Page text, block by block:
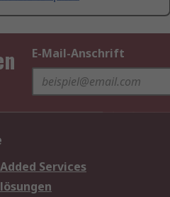
E-Mail-Anschrift
Services